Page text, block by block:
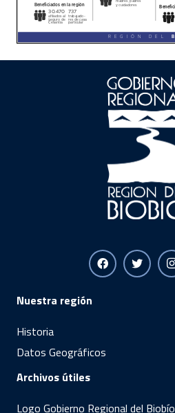
Nuestra región
Historia
Datos Geográficos
Archivos útiles
Logo Gobierno Regional del Biobío